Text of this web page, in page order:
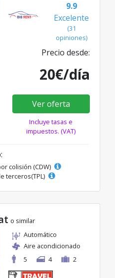
9.9
Excelente
(31
opiniones)
Precio desde:
20€/día
Ver oferta
Incluye tasas e
impuestos. (VAT)
colisión (CDW)
terceros(TPL)
o similar
Automático
Aire acondicionado
5
4 2